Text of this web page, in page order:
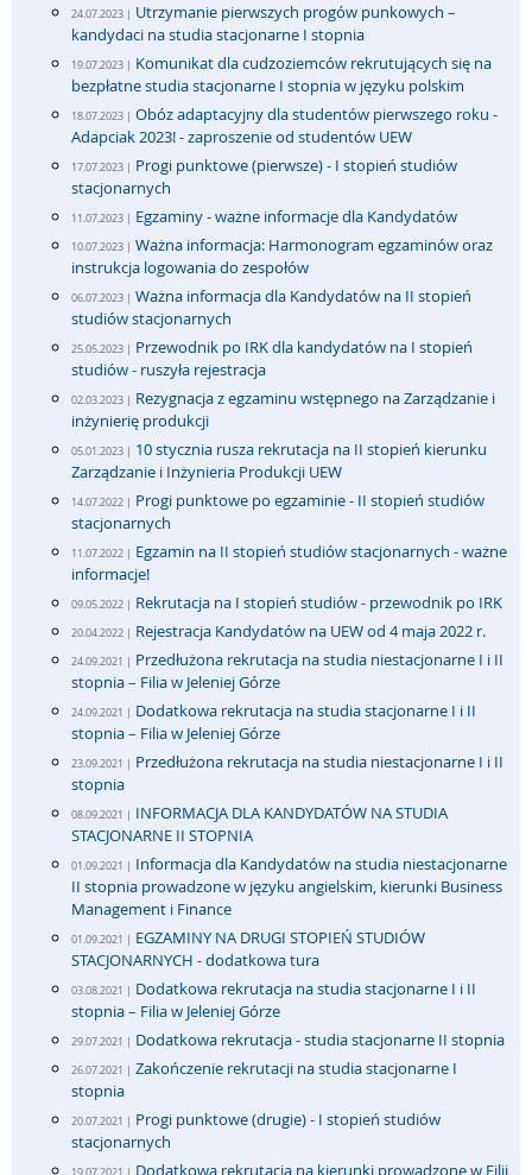
24.07.2023 | Utrzymanie pierwszych progów punkowych –
kandydaci na studia stacjonarne I stopnia
19.07.2023 | Komunikat dla cudzoziemców rekrutujących się na
bezpłatne studia stacjonarne I stopnia w języku polskim
18.07.2023 | Obóz adaptacyjny dla studentów pierwszego roku -
Adapciak 2023! - zaproszenie od studentów UEW
17.07.2023 | Progi punktowe (pierwsze) - I stopień studiów
stacjonarnych
11.07.2023 | Egzaminy - ważne informacje dla Kandydatów
10.07.2023 | Ważna informacja: Harmonogram egzaminów oraz
instrukcja logowania do zespołów
06.07.2023 | Ważna informacja dla Kandydatów na II stopień
studiów stacjonarnych
25.05.2023 | Przewodnik po IRK dla kandydatów na I stopień
studiów - ruszyła rejestracja
02.03.2023 | Rezygnacja z egzaminu wstępnego na Zarządzanie i
inżynierię produkcji
05.01.2023 | 10 stycznia rusza rekrutacja na II stopień kierunku
Zarządzanie i Inżynieria Produkcji UEW
14.07.2022 | Progi punktowe po egzaminie - II stopień studiów
stacjonarnych
11.07.2022 | Egzamin na II stopień studiów stacjonarnych - ważne
informacje!
09.05.2022 | Rekrutacja na I stopień studiów - przewodnik po IRK
20.04.2022 | Rejestracja Kandydatów na UEW od 4 maja 2022 r.
24.09.2021 | Przedłużona rekrutacja na studia niestacjonarne I i II
stopnia – Filia w Jeleniej Górze
24.09.2021 | Dodatkowa rekrutacja na studia stacjonarne I i II
stopnia – Filia w Jeleniej Górze
23.09.2021 | Przedłużona rekrutacja na studia niestacjonarne I i II
stopnia
08.09.2021 | INFORMACJA DLA KANDYDATÓW NA STUDIA
STACJONARNE II STOPNIA
01.09.2021 | Informacja dla Kandydatów na studia niestacjonarne
II stopnia prowadzone w języku angielskim, kierunki Business
Management i Finance
01.09.2021 | EGZAMINY NA DRUGI STOPIEŃ STUDIÓW
STACJONARNYCH - dodatkowa tura
03.08.2021 | Dodatkowa rekrutacja na studia stacjonarne I i II
stopnia – Filia w Jeleniej Górze
29.07.2021 | Dodatkowa rekrutacja - studia stacjonarne II stopnia
26.07.2021 | Zakończenie rekrutacji na studia stacjonarne I
stopnia
20.07.2021 | Progi punktowe (drugie) - I stopień studiów
stacjonarnych
Dodatkowa rekrutacja na kierunki prowadzone w Filii